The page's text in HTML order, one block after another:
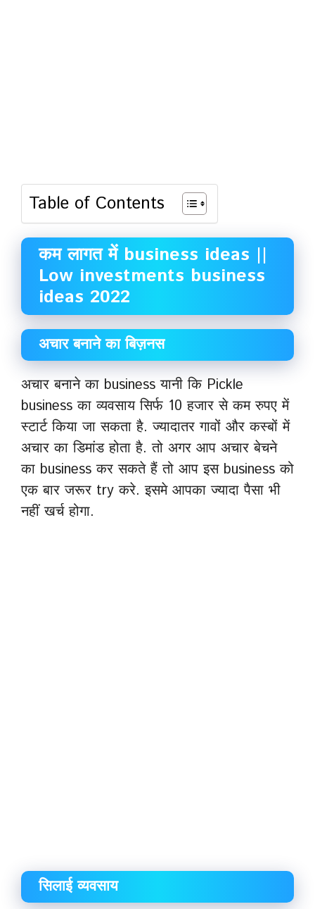
Table of Contents
कम लागत में business ideas ||
Low investments business
ideas 2022
अचार बनाने का बिज़नस
अचार बनाने का business यानी कि Pickle
business का व्यवसाय सिर्फ 10 हजार से कम रुपए में
स्टार्ट किया जा सकता है. ज्यादातर गावों और कस्बों में
अचार का डिमांड होता है. तो अगर आप अचार बेचने
का business कर सकते हैं तो आप इस business को
एक बार जरूर try करे. इसमे आपका ज्यादा पैसा भी
नहीं खर्च होगा.
सिलाई व्यवसाय